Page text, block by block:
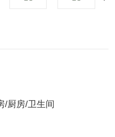
/厨房/卫生间